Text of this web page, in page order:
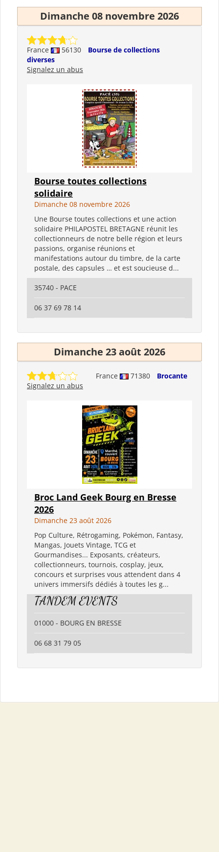
Dimanche 08 novembre 2026
France 56130
Bourse de collections
diverses
Signalez un abus
Bourse toutes collections
solidaire
Dimanche 08 novembre 2026
Une Bourse toutes collections et une action
solidaire PHILAPOSTEL BRETAGNE réunit les
collectionneurs de notre belle région et leurs
passions, organise réunions et
manifestations autour du timbre, de la carte
postale, des capsules … et est soucieuse d...
35740 - PACE
06 37 69 78 14
Dimanche 23 août 2026
France 71380
Brocante
Signalez un abus
Broc Land Geek Bourg en Bresse
2026
Dimanche 23 août 2026
Pop Culture, Rétrogaming, Pokémon, Fantasy,
Mangas, Jouets Vintage, TCG et
Gourmandises... Exposants, créateurs,
collectionneurs, tournois, cosplay, jeux,
concours et surprises vous attendent dans 4
univers immersifs dédiés à toutes les g...
TANDEM EVENTS
01000 - BOURG EN BRESSE
06 68 31 79 05